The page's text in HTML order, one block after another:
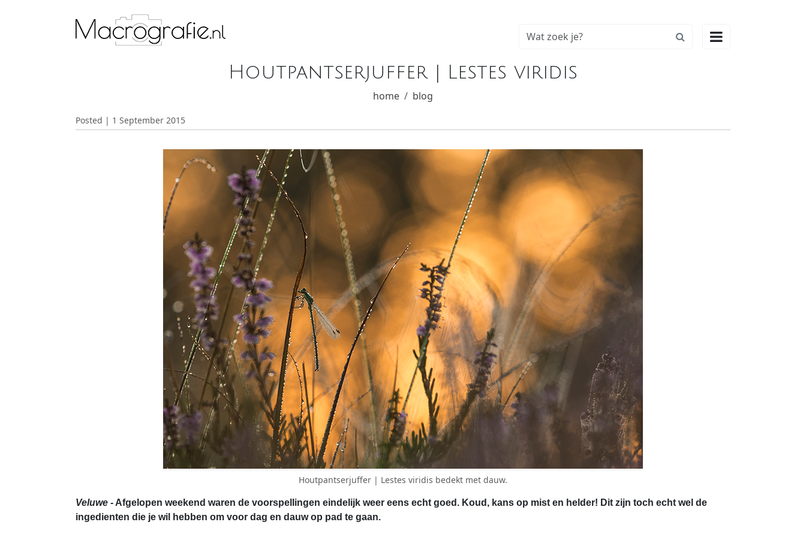

Houtpantserjuffer | Lestes viridis
home blog
Posted | 1 September 2015
Houtpantserjuffer | Lestes viridis bedekt met dauw.
Veluwe - Afgelopen weekend waren de voorspellingen eindelijk weer eens echt goed. Koud, kans op mist en helder! Dit zijn toch echt wel de
ingedienten die je wil hebben om voor dag en dauw op pad te gaan.